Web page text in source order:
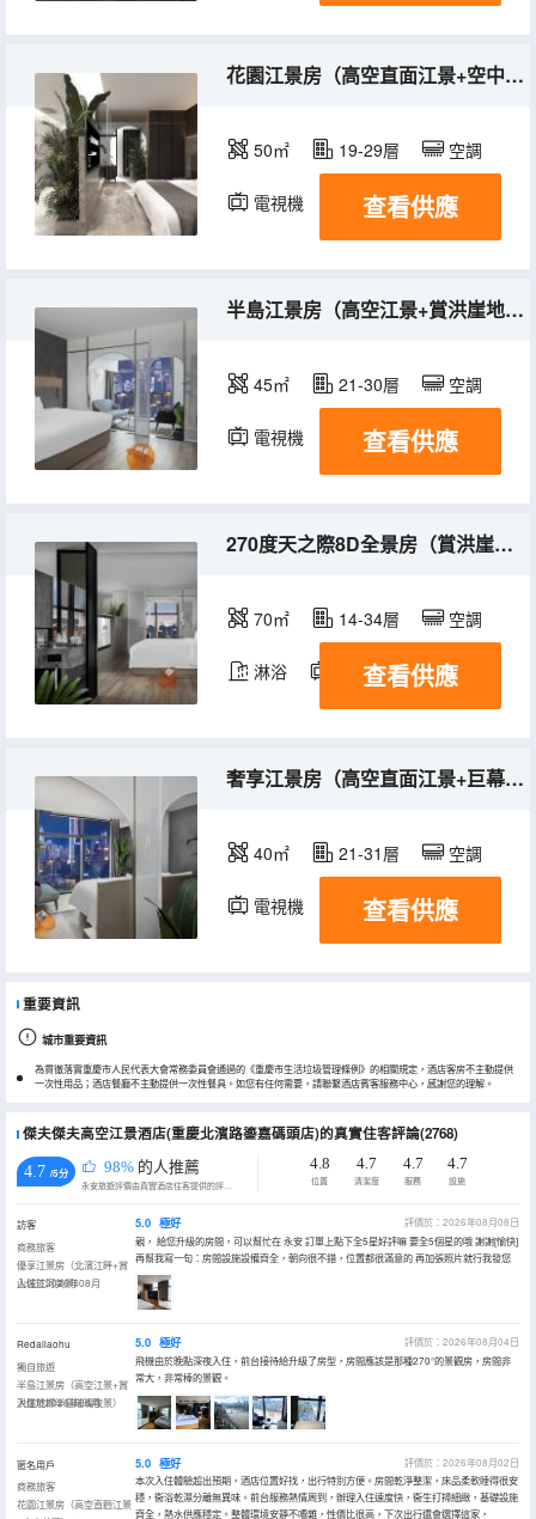
花園江景房（高空直面江景+空中花園）
50㎡ 19-29層 空調
電視機 查看供應
半島江景房（高空江景+賞洪崖地標半島璀璨夜景）
45㎡ 21-30層 空調
電視機 查看供應
270度天之際8D全景房（賞洪崖璀璨夜景-浪漫浴缸）
70㎡ 14-34層 空調
淋浴 電視機
查看供應
奢享江景房（高空直面江景+巨幕影院）
40㎡ 21-31層 空調
電視機 查看供應
重要資訊
城市重要資訊
為貫徹落實重慶市人民代表大會常務委員會通過的《重慶市生活垃圾管理條例》的相關規定，酒店客房不主動提供
一次性用品；酒店餐廳不主動提供一次性餐具。如您有任何需要，請聯繫酒店賓客服務中心，感謝您的理解。
傑夫傑夫高空江景酒店(重慶北濱路鎏嘉碼頭店)的真實住客評論(2768)
4.7 /5分 98% 的人推薦
永安旅遊評價由真實酒店住客提供的評價。
4.8
位置
4.7
清潔度
4.7
服務
4.7
設施
訪客
商務旅客
優享江景房（北濱江畔+賞
山城江河美景）
入住於2026年08月
5.0 極好
評價於：2026年08月08日
親， 給您升級的房間，可以幫忙在 永安 訂單上點下全5星好評嘛 要全5個星的哦 謝謝[愉快]
再幫我寫一句：房間設施設備齊全，朝向很不錯，位置都很滿意的 再加張照片就行我發您
Redailaohu
獨自旅遊
半島江景房（高空江景+賞
洪崖地標半島璀璨夜景）
入住於2026年08月
5.0 極好
評價於：2026年08月04日
飛機由於晚點深夜入住，前台接待給升級了房型，房間應該是那種270°的景觀房，房間非
常大，非常棒的景觀。
匿名用戶
商務旅客
花園江景房（高空直麪江景
5.0 極好
評價於：2026年08月02日
本次入住體驗超出預期，酒店位置好找，出行特別方便。房間乾淨整潔，床品柔軟睡得很安
穩，衞浴乾濕分離無異味。前台服務熱情周到，辦理入住速度快，衞生打掃細緻，基礎設施
齊全，熱水供應穩定。整體環境安靜不嘈雜，性價比很高，下次出行還會選擇這家，